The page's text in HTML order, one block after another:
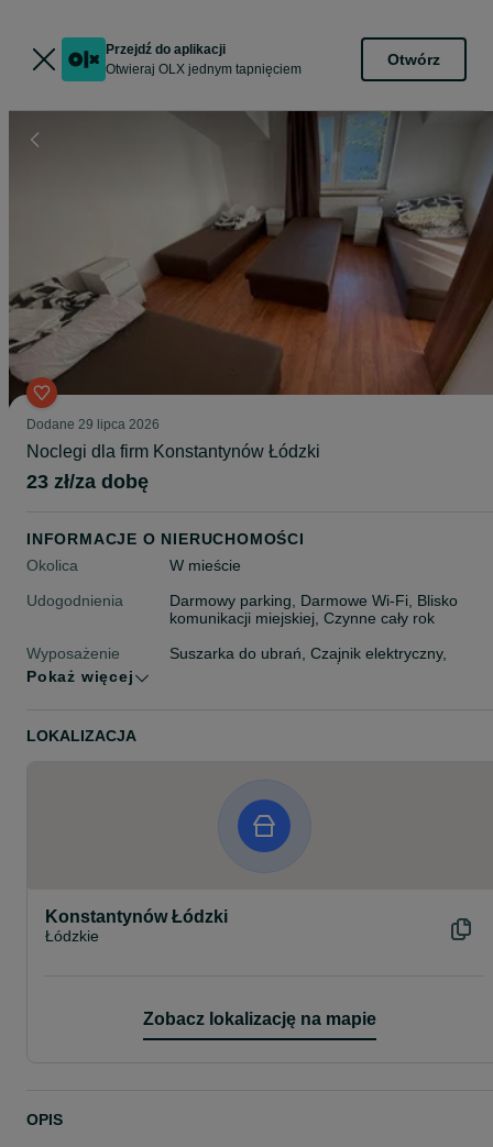
Przejdź do aplikacji
Otwieraj OLX jednym tapnięciem
Otwórz
Dodane 29 lipca 2026
Noclegi dla firm Konstantynów Łódzki
23 zł/za dobę
INFORMACJE O NIERUCHOMOŚCI
Okolica
W mieście
Udogodnienia
Darmowy parking, Darmowe Wi-Fi, Blisko
komunikacji miejskiej, Czynne cały rok
Wyposażenie
pokoju
Suszarka do ubrań, Czajnik elektryczny,
Maksymalna liczba
Pokaż więcej
LOKALIZACJA
Konstantynów Łódzki
Łódzkie
Zobacz lokalizację na mapie
OPIS